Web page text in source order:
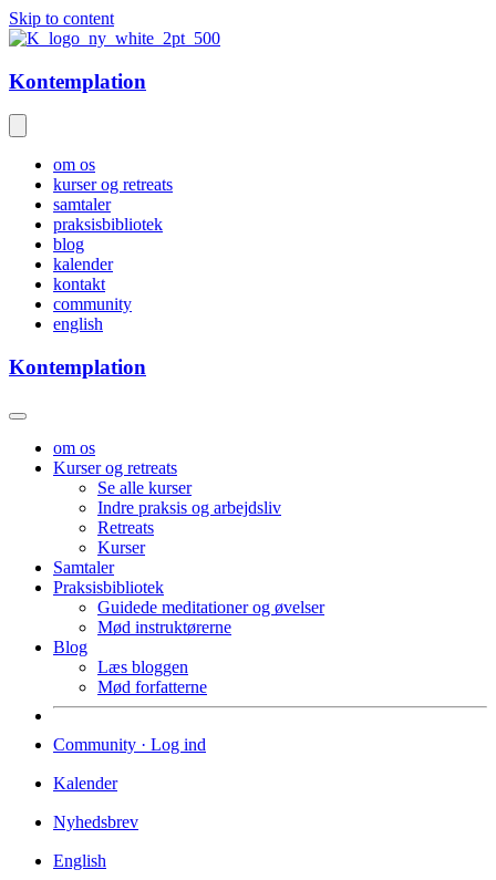
Skip to content
Kontemplation
om os
kurser og retreats
samtaler
praksisbibliotek
blog
kalender
kontakt
community
english
Kontemplation
om os
Kurser og retreats
Se alle kurser
Indre praksis og arbejdsliv
Retreats
Kurser
Samtaler
Praksisbibliotek
Guidede meditationer og øvelser
Mød instruktørerne
Blog
Læs bloggen
Mød forfatterne
Community · Log ind
Kalender
Nyhedsbrev
English